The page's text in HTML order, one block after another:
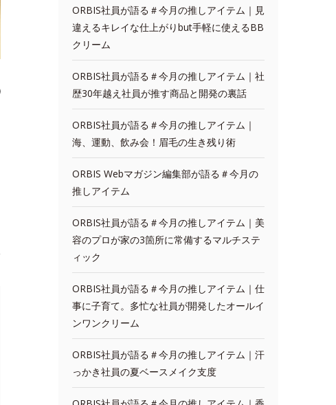
ORBIS社員が語る＃今月の推しアイテム｜見
違えるキレイな仕上がりbut手軽に使えるBB
クリーム
ORBIS社員が語る＃今月の推しアイテム｜社
歴30年越え社員が推す商品と開発の裏話
ORBIS社員が語る＃今月の推しアイテム｜
海、運動、飲み会！眉毛の生き残り術
ORBIS Webマガジン編集部が語る＃今月の
推しアイテム
ORBIS社員が語る＃今月の推しアイテム｜美
容のプロが家の3箇所に常備するマルチステ
ィック
ORBIS社員が語る＃今月の推しアイテム｜仕
事に子育て。多忙な社員が開発したオールイ
ンワンクリーム
ORBIS社員が語る＃今月の推しアイテム｜汗
っかき社員の夏ベースメイク支度